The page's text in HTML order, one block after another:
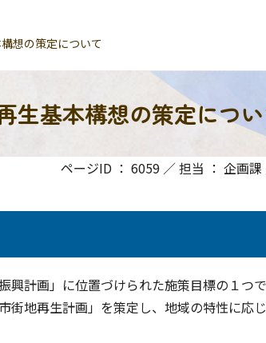
想の策定について
生基本構想の策定につ
ページID ： 6059 ／ 担当 ： 企画
興計画」に位置づけられた施策目標の１つ
街地再生計画」を策定し、地域の特性に応